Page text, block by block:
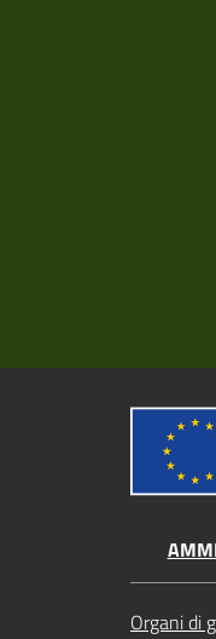
Organi di